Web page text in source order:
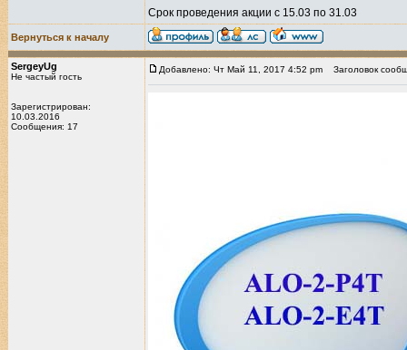
Срок проведения акции с 15.03 по 31.03
Вернуться к началу
SergeyUg
Не частый гость
Зарегистрирован:
10.03.2016
Сообщения: 17
Добавлено: Чт Май 11, 2017 4:52 pm Заголовок